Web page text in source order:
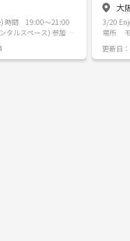
時間 19:00〜21:00
ルスペース) 参加費
アでバリスタの勉
も簡単な美味しいコー
大
3/20
場所 モ
淹れ方
強をし
更新日